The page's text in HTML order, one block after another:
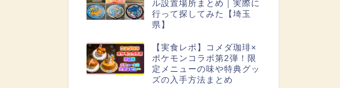
ル設置場所まとめ｜実際に
行って探してみた【埼玉
県】
【実食レポ】コメダ珈琲×
ポケモンコラボ第2弾！限
定メニューの味や特典グッ
ズの入手方法まとめ